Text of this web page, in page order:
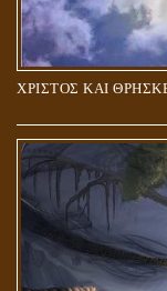
ΧΡΙΣΤΟΣ ΚΑΙ
ΠΟΙΟΙ ΕΠΙΛΕΓΟΥΝ